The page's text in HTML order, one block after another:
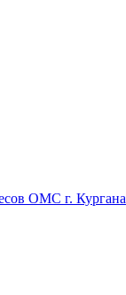
ОМС г. Кургана